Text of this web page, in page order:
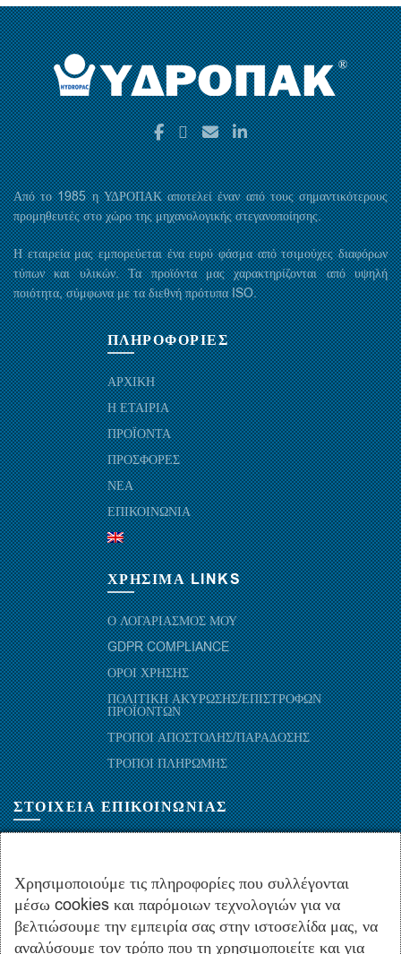
Από το 1985 η ΥΔΡΟΠΑΚ αποτελεί έναν από τους σημαντικότερους
προμηθευτές στο χώρο της μηχανολογικής στεγανοποίησης.
Η εταιρεία μας εμπορεύεται ένα ευρύ φάσμα από τσιμούχες διαφόρων
τύπων και υλικών. Τα προϊόντα μας χαρακτηρίζονται από υψηλή
ποιότητα, σύμφωνα με τα διεθνή πρότυπα ISO.
ΠΛΗΡΟΦΟΡΙΕΣ
ΑΡΧΙΚΗ
Η ΕΤΑΙΡΙΑ
ΠΡΟΪΟΝΤΑ
ΠΡΟΣΦΟΡΕΣ
ΝΕΑ
ΕΠΙΚΟΙΝΩΝΙΑ
ΧΡΗΣΙΜΑ LINKS
Ο ΛΟΓΑΡΙΑΣΜΟΣ ΜΟΥ
GDPR COMPLIANCE
ΟΡΟΙ ΧΡΗΣΗΣ
ΠΟΛΙΤΙΚΗ ΑΚΥΡΩΣΗΣ/ΕΠΙΣΤΡΟΦΩΝ
ΠΡΟΪΟΝΤΩΝ
ΤΡΟΠΟΙ ΑΠΟΣΤΟΛΗΣ/ΠΑΡΑΔΟΣΗΣ
ΤΡΟΠΟΙ ΠΛΗΡΩΜΗΣ
ΣΤΟΙΧΕΙΑ ΕΠΙΚΟΙΝΩΝΙΑΣ
+30.210-5143367,+30.210-5154659,+30.210-5147842
+30.210-5133976
info@hydropac.gr
Χρησιμοποιούμε τις πληροφορίες που συλλέγονται
μέσω cookies και παρόμοιων τεχνολογιών για να
βελτιώσουμε την εμπειρία σας στην ιστοσελίδα μας, να
αναλύσουμε τον τρόπο που τη χρησιμοποιείτε και για